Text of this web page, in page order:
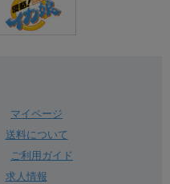
マイページ
送料について
ご利用ガイド
求人情報